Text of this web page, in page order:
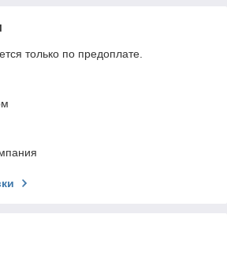
только по предоплате.